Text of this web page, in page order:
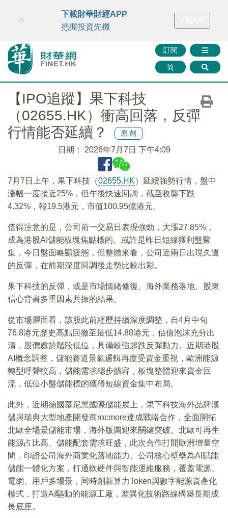
財華智庫網 FINTV FINMETA 財華證券 媒體矩陣
訂閱
简
×
下載財華財經APP
把握投資先機
【IPO追蹤】果下科技
（02655.HK）衝高回落，反彈
行情能否延續？
原創
日期： 2026年7月7日 下午4:09
7月7日上午，果下科技（02655.HK）延續強勢行情，盤中
漲幅一度接近25%，但午後快速回調，截至收盤下跌
4.32%，報19.5港元，市值100.95億港元。
值得注意的是，公司前一交易日表現強勁，大漲27.85%，
成為港股AI儲能板塊焦點標的。或許是昨日短線獲利盤聚
集，今日盤面略顯疲態，但整體來看，公司近兩日出現久違
的反彈，在前期深度回調後走勢比較出彩。
果下科技的反彈，或是市場情緒修復、海外業務落地、股東
信心背書多重因素共振的結果。
從市場層面看，該股此前經歷持續深度調整，自4月中旬
76.8港元歷史高點回撤至最低14.88港元，估值泡沫充分出
清，股價處於階段低位，具備較強超跌反彈動力。近期港股
AI概念調整，儲能賽道景氣邏輯再度受資金重視，歐洲能源
轉型呼聲較高，儲能需求穩步擴容，板塊整體迎來資金回
流，低位小盤儲能標的獲得短線資金集中布局。
此外，近期德國慕尼黑國際儲能展上，果下科技海外品牌漢
儲與瑞典大型地產開發商rocmore達成戰略合作，全面開拓
北歐全場景儲能市場，海外版圖迎來關鍵突破。北歐可再生
能源占比高、儲能配套需求旺盛，此次合作打開歐洲增量空
間，印證公司海外商業化落地能力。公司核心壁壘為AI賦能
儲能一體化方案，打通軟硬件與智能運維服務，覆蓋電源、
電網、用戶多場景，同時創新算力Token與數字能源資產化
模式，打造AI驅動的能源工廠，差異化技術路線構築長期成
長底座。